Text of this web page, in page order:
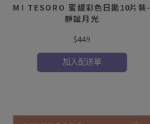
MI TESORO 蜜緹彩色日拋10片裝-
靜謐月光
$449
加入配送單